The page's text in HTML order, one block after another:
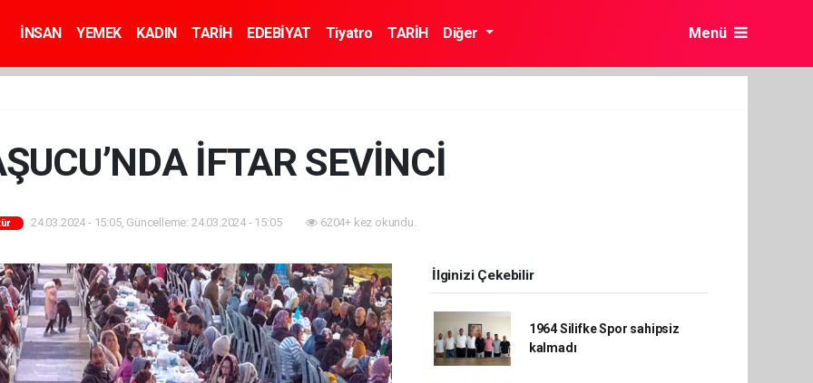
İNSAN YEMEK KADIN TARİH EDEBİYAT Tiyatro TARİH Diğer Menü
İFTAR SEVİNCİ
24.03.2024 - 15:05, Güncelleme: 24.03.2024 - 15:05 6204+ kez okundu.
İlginizi Çekebilir
1964 Silifke Spor sahipsiz
kalmadı